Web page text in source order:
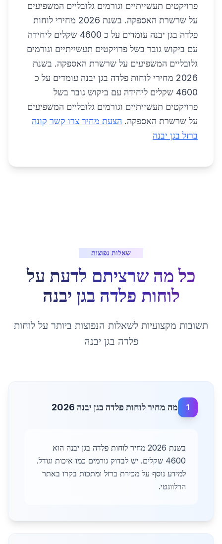
פרויקטים תעשייתיים וגורמים גלובליים המשפיעים
על שרשרת האספקה. בשנת 2026 מחירי לוחות
פלדה בגן יבנה עומדים על כ 4600 שקלים ליחידה
עם ביקוש גובר בשל פרויקטים תעשייתיים וגורמים
גלובליים המשפיעים על שרשרת האספקה. בשנת
2026 מחירי לוחות פלדה בגן יבנה עומדים על כ
4600 שקלים ליחידה עם ביקוש גובר בשל
פרויקטים תעשייתיים וגורמים גלובליים המשפיעים
על שרשרת האספקה. הצעת מחיר צרו קשר קונה
ברזל בגן יבנה
שאלות נפוצות
כל מה שרציתם לדעת על
לוחות פלדה בגן יבנה
תשובות מקצועיות לשאלות הנפוצות ביותר על לוחות
פלדה בגן יבנה
1 מה מחיר לוחות פלדה בגן יבנה 2026
בשנת 2026 מחיר לוחות פלדה בגן יבנה הוא
4600 שקלים. יש לבדוק גורמים כמו איכות וגודל.
למידע נוסף על מכירת ברזל ומתכות בקרו באתר
הרלוונטי.